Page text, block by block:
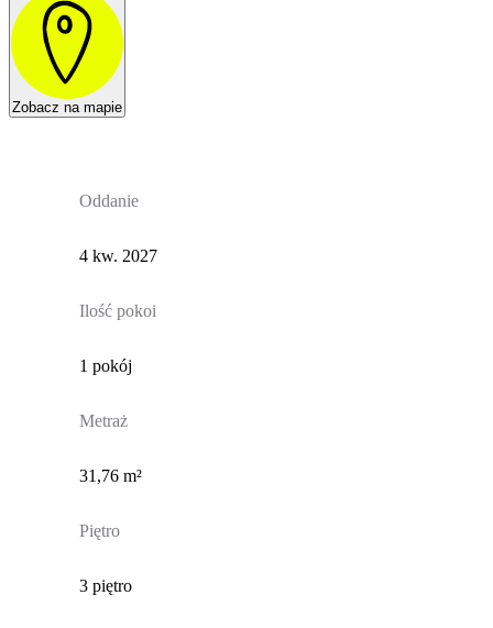
Zobacz na mapie
Oddanie
4 kw. 2027
Ilość pokoi
1 pokój
Metraż
31,76 m²
Piętro
3 piętro